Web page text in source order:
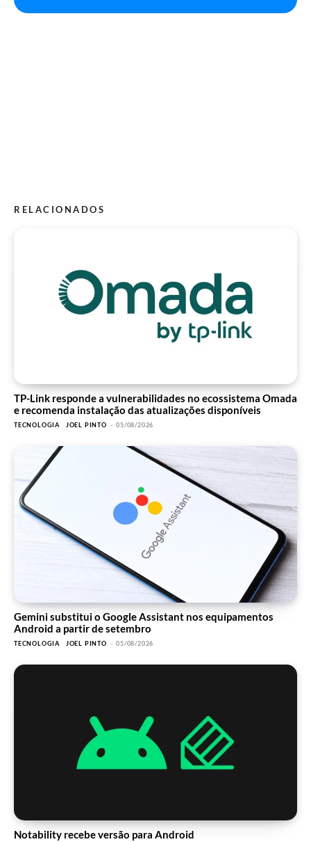
RELACIONADOS
TP-Link responde a vulnerabilidades no ecossistema Omada
e recomenda instalação das atualizações disponíveis
TECNOLOGIA JOEL PINTO - 05/08/2026
Gemini substitui o Google Assistant nos equipamentos
Android a partir de setembro
TECNOLOGIA JOEL PINTO - 05/08/2026
Notability recebe versão para Android